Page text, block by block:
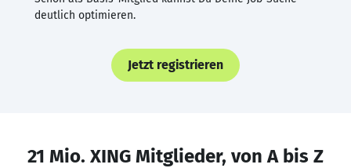
deutlich optimieren.
Jetzt registrieren
21 Mio. XING Mitglieder, von A bis Z